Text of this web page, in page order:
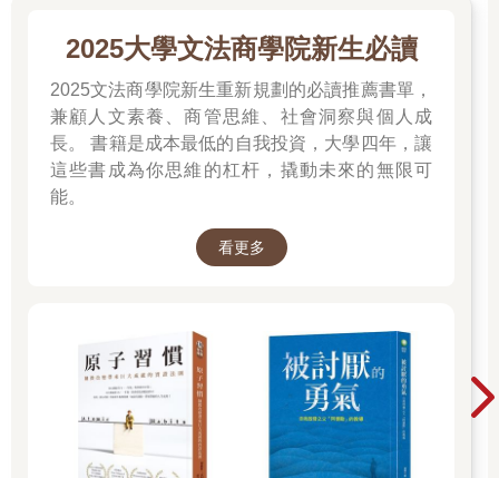
2025大學文法商學院新生必讀
2025文法商學院新生重新規劃的必讀推薦書單，
兼顧人文素養、商管思維、社會洞察與個人成
長。 書籍是成本最低的自我投資，大學四年，讓
這些書成為你思維的杠杆，撬動未來的無限可
能。
看更多